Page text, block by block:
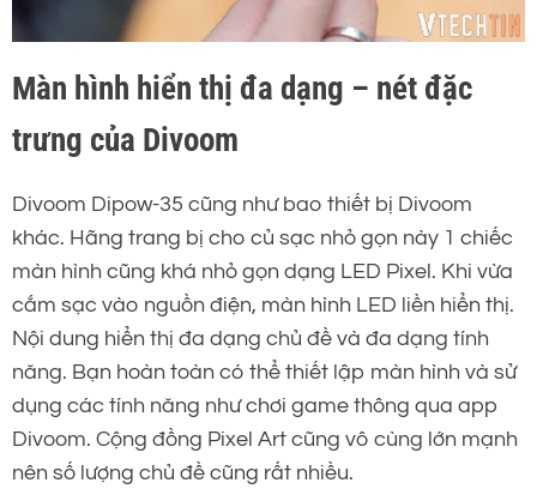
Màn hình hiển thị đa dạng – nét đặc
trưng của Divoom
Divoom Dipow-35 cũng như bao thiết bị Divoom
khác. Hãng trang bị cho củ sạc nhỏ gọn này 1 chiếc
màn hình cũng khá nhỏ gọn dạng LED Pixel. Khi vừa
cắm sạc vào nguồn điện, màn hình LED liền hiển thị.
Nội dung hiển thị đa dạng chủ đề và đa dạng tính
năng. Bạn hoàn toàn có thể thiết lập màn hình và sử
dụng các tính năng như chơi game thông qua app
Divoom. Cộng đồng Pixel Art cũng vô cùng lớn mạnh
nên số lượng chủ đề cũng rất nhiều.